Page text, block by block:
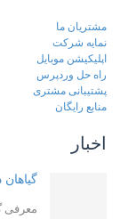
مشتریان ما
نمایه شرکت
اپلیکیشن موبایل
راه حل وردپرس
پشتیبانی مشتری
منابع رایگان
اخبار
گیاهان
معرفی